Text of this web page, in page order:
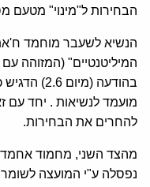
הבחירות ל"מינוי" מטעם
הנשיא לשעבר מוחמד
המיליטנטיים" (המזוהה
בהודעה
מועמד לנשיאות . יחד עם
להחרים את הבחירות.
מהצד השני, מחמוד
נפסלה ע"י המועצה